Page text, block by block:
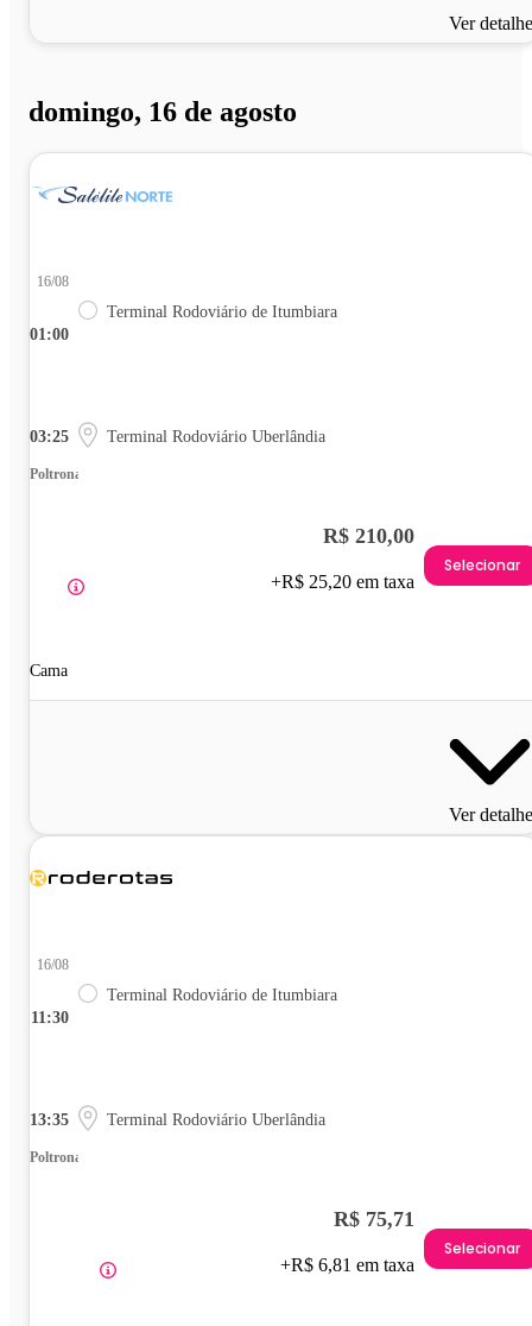
Ver
domingo, 16 de agosto
01:00
16/08
Terminal Rodoviário de Itumbiara
03:25 Terminal Rodoviário Uberlândia
Poltrona
Cama
R$ 210,00
+R$ 25,20 em taxa
Selecionar
Ver
11:30
16/08
Terminal Rodoviário de Itumbiara
13:35 Terminal Rodoviário Uberlândia
Poltrona
R$ 75,71
+R$ 6,81 em taxa
Selecionar